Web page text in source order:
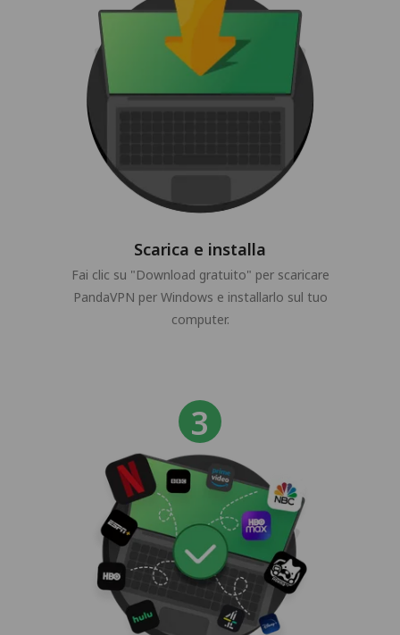
Scarica e installa
Fai clic su "Download gratuito" per scaricare
PandaVPN per Windows e installarlo sul tuo
computer.